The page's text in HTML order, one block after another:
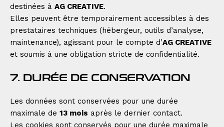
destinées à AG CREATIVE.
Elles peuvent être temporairement accessibles à des
prestataires techniques (hébergeur, outils d’analyse,
maintenance), agissant pour le compte d’AG CREATIVE
et soumis à une obligation stricte de confidentialité.
7. DURÉE DE CONSERVATION
Les données sont conservées pour une durée
maximale de 13 mois après le dernier contact.
Les cookies sont conservés pour une durée maximale